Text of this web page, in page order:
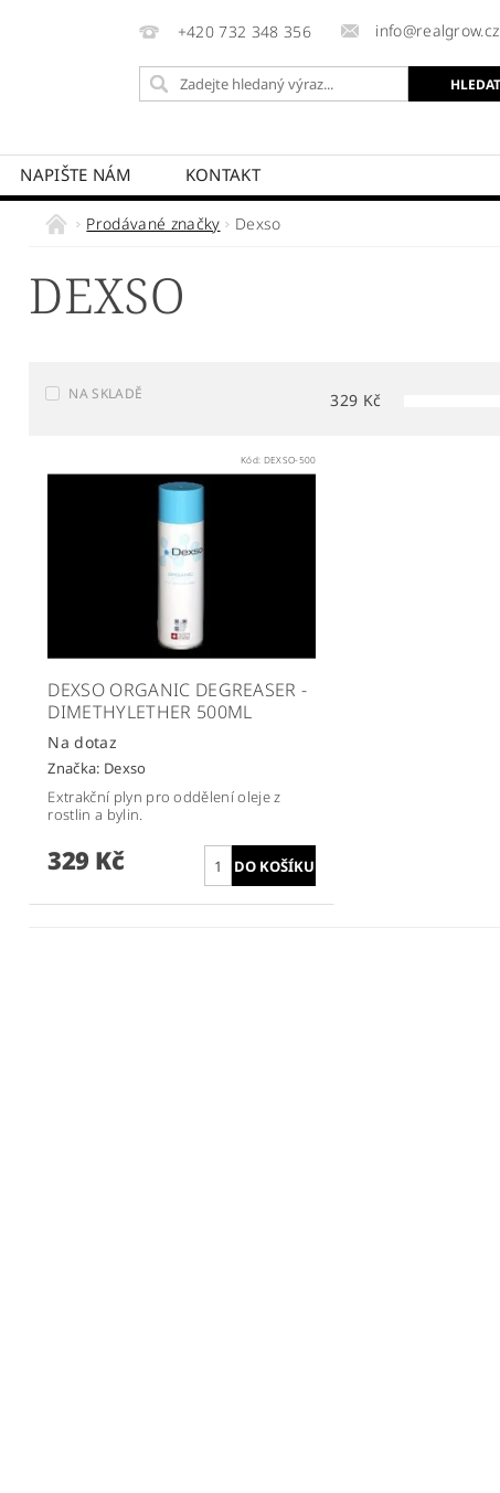
+420 732 348 356 info@realgrow.cz
NAPIŠTE NÁM KONTAKT
Prodávané značky Dexso
DEXSO
NA SKLADĚ 329 Kč
Kód: DEXSO-500
DEXSO ORGANIC DEGREASER -
DIMETHYLETHER 500ML
Na dotaz
Značka: Dexso
Extrakční plyn pro oddělení oleje z
rostlin a bylin.
329 Kč